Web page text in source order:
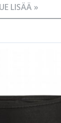
LISÄÄ »